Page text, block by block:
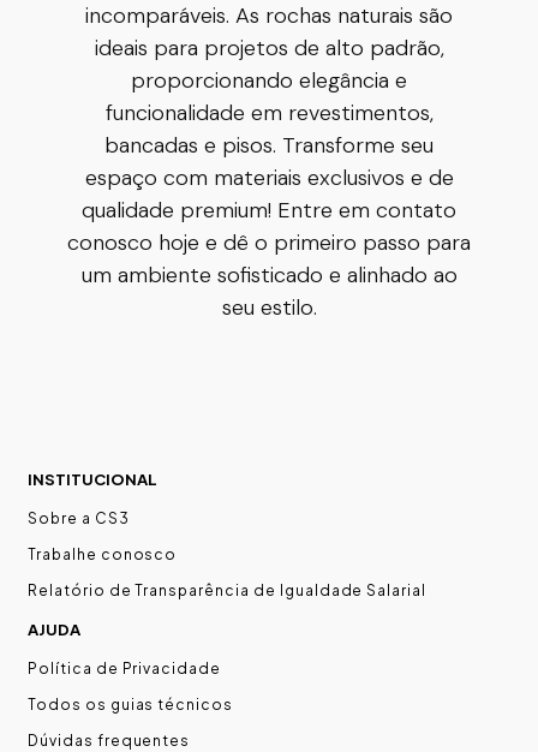
incomparáveis. As rochas naturais são
ideais para projetos de alto padrão,
proporcionando elegância e
funcionalidade em revestimentos,
bancadas e pisos. Transforme seu
espaço com materiais exclusivos e de
qualidade premium! Entre em contato
conosco hoje e dê o primeiro passo para
um ambiente sofisticado e alinhado ao
seu estilo.
INSTITUCIONAL
Sobre a CS3
Trabalhe conosco
Relatório de Transparência de Igualdade Salarial
AJUDA
Política de Privacidade
Todos os guias técnicos
Dúvidas frequentes